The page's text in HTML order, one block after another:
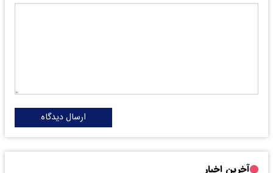
ارسال دیدگاه
آخرین اخبار